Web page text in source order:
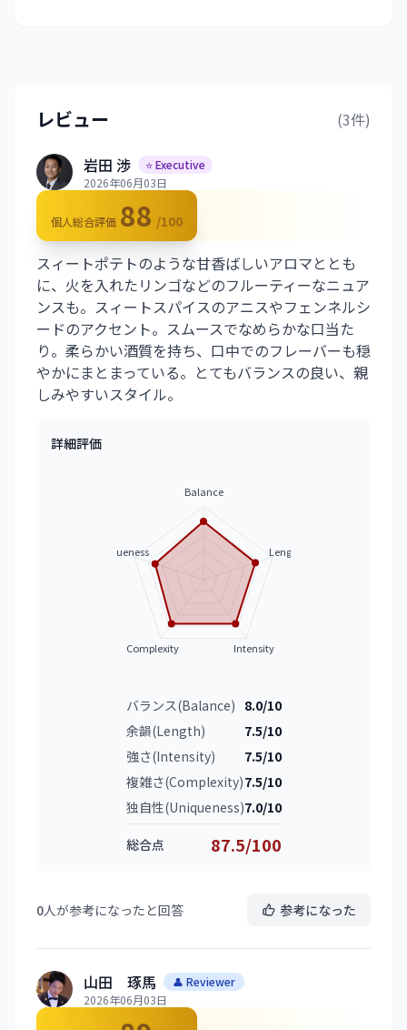
レビュー (3件)
岩田 渉
⭐ Executive
2026年06月03日
個人総合評価 88 /100
スィートポテトのような甘香ばしいアロマととも
に、火を入れたリンゴなどのフルーティーなニュア
ンスも。スィートスパイスのアニスやフェンネルシ
ードのアクセント。スムースでなめらかな口当た
り。柔らかい酒質を持ち、口中でのフレーバーも穏
やかにまとまっている。とてもバランスの良い、親
しみやすいスタイル。
詳細評価
Balance
Length
Intensity
Complexity
Uniqueness
バランス(Balance) 8.0/10
余韻(Length)
7.5/10
強さ(Intensity)
7.5/10
複雑さ(Complexity)7.5/10
独自性(Uniqueness)7.0/10
総合点 87.5/100
0人が参考になったと回答 参考になった
山田 琢馬
👤 Reviewer
2026年06月03日